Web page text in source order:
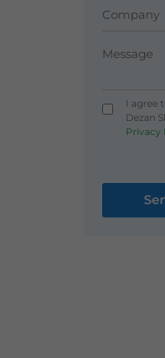
I agree
Dezan
Privacy